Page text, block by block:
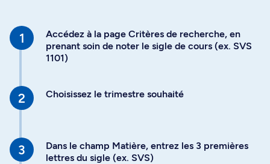
Accédez à la page Critères de recherche, en
prenant soin de noter le sigle de cours (ex. SVS
1101)
Choisissez le trimestre souhaité
Dans le champ Matière, entrez les 3 premières
lettres du sigle (ex. SVS)